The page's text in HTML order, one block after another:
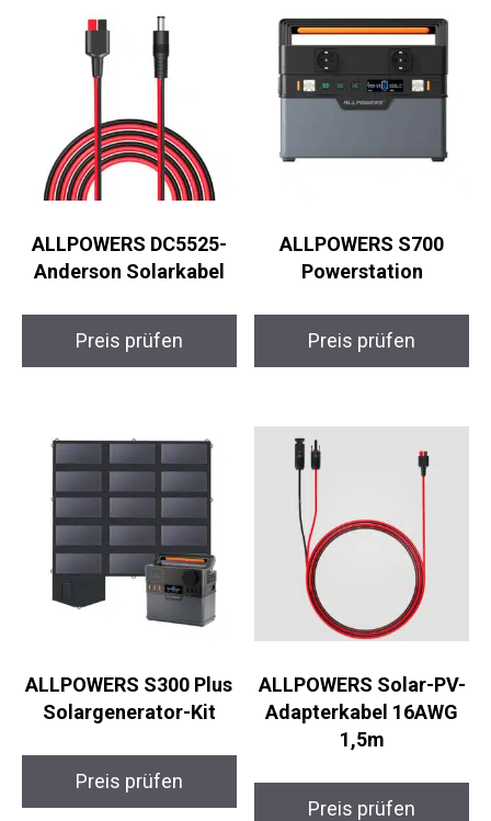
ALLPOWERS DC5525-
Anderson Solarkabel
Preis prüfen
ALLPOWERS S700
Powerstation
Preis prüfen
ALLPOWERS S300 Plus
Solargenerator-Kit
Preis prüfen
ALLPOWERS Solar-PV-
Adapterkabel 16AWG
1,5m
Preis prüfen